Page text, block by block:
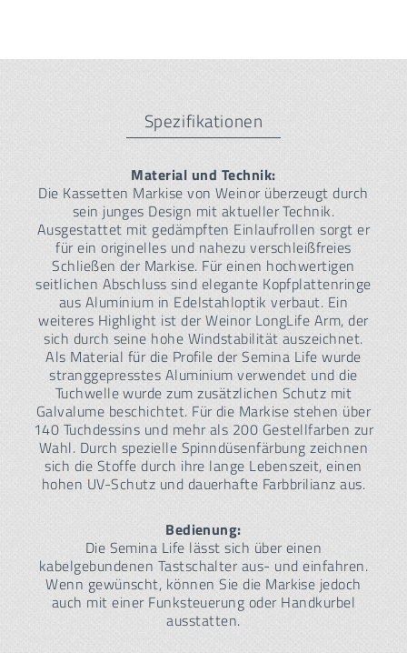
Spezifikationen
Material und Technik:
Die Kassetten Markise von Weinor überzeugt durch
sein junges Design mit aktueller Technik.
Ausgestattet mit gedämpften Einlaufrollen sorgt er
für ein originelles und nahezu verschleißfreies
Schließen der Markise. Für einen hochwertigen
seitlichen Abschluss sind elegante Kopfplattenringe
aus Aluminium in Edelstahloptik verbaut. Ein
weiteres Highlight ist der Weinor LongLife Arm, der
sich durch seine hohe Windstabilität auszeichnet.
Als Material für die Profile der Semina Life wurde
stranggepresstes Aluminium verwendet und die
Tuchwelle wurde zum zusätzlichen Schutz mit
Galvalume beschichtet. Für die Markise stehen über
140 Tuchdessins und mehr als 200 Gestellfarben zur
Wahl. Durch spezielle Spinndüsenfärbung zeichnen
sich die Stoffe durch ihre lange Lebenszeit, einen
hohen UV-Schutz und dauerhafte Farbbrilianz aus.
Bedienung:
Die Semina Life lässt sich über einen
kabelgebundenen Tastschalter aus- und einfahren.
Wenn gewünscht, können Sie die Markise jedoch
auch mit einer Funksteuerung oder Handkurbel
ausstatten.